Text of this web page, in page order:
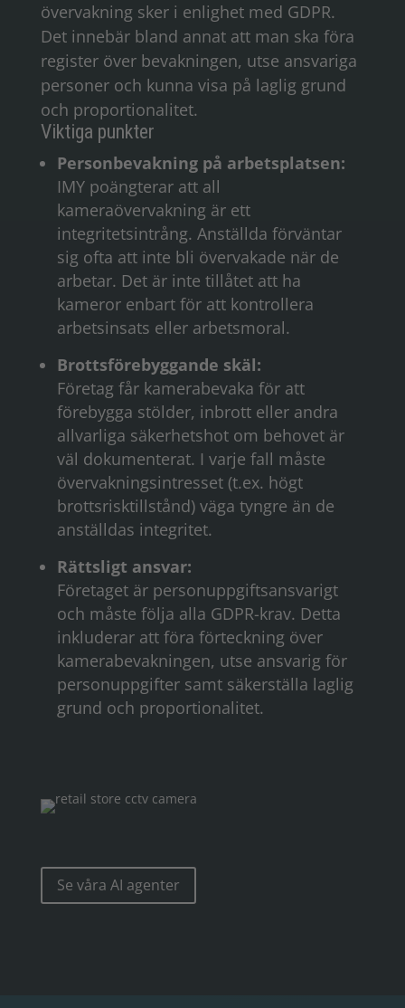
övervakning sker i enlighet med GDPR.
Det innebär bland annat att man ska föra
register över bevakningen, utse ansvariga
personer och kunna visa på laglig grund
och proportionalitet.
Viktiga punkter
Personbevakning på arbetsplatsen:
IMY poängterar att all
kameraövervakning är ett
integritetsintrång. Anställda förväntar
sig ofta att inte bli övervakade när de
arbetar. Det är inte tillåtet att ha
kameror enbart för att kontrollera
arbetsinsats eller arbetsmoral.
Brottsförebyggande skäl:
Företag får kamerabevaka för att
förebygga stölder, inbrott eller andra
allvarliga säkerhetshot om behovet är
väl dokumenterat. I varje fall måste
övervakningsintresset (t.ex. högt
brottsrisktillstånd) väga tyngre än de
anställdas integritet.
Rättsligt ansvar:
Företaget är personuppgiftsansvarigt
och måste följa alla GDPR-krav. Detta
inkluderar att föra förteckning över
kamerabevakningen, utse ansvarig för
personuppgifter samt säkerställa laglig
grund och proportionalitet.
Se våra AI agenter